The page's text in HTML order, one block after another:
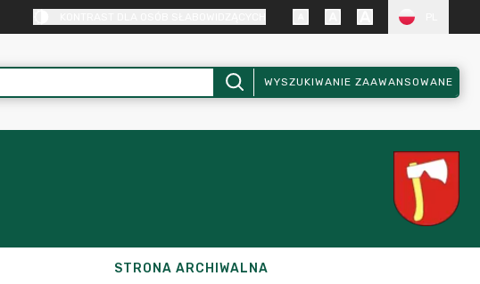
WYSZUKIWANIE ZAAWANSOWANE
STRONA ARCHIWALNA